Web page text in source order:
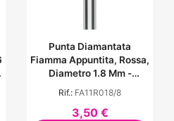
Punta Diamantata
Fiamma Appuntita, Rossa,
Diametro 1.8 Mm -
Lunghezza Punta 8 Mm
Rif.: FA11R018/8
3,50 €